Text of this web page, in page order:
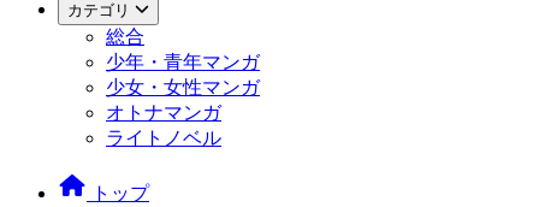
カテゴリ
総合
少年・青年マンガ
少女・女性マンガ
オトナマンガ
ライトノベル
トップ